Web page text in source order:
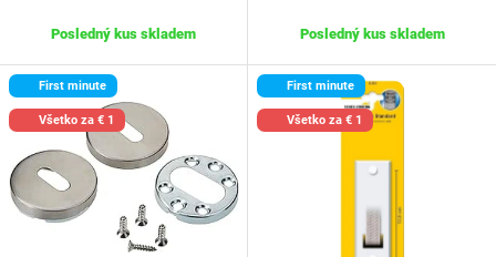
Posledný kus skladem Posledný kus skladem
First minute
Všetko za € 1
First minute
Všetko za € 1